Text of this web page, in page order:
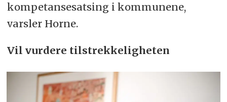
kompetansesatsing i kommunene,
varsler Horne.
Vil vurdere tilstrekkeligheten